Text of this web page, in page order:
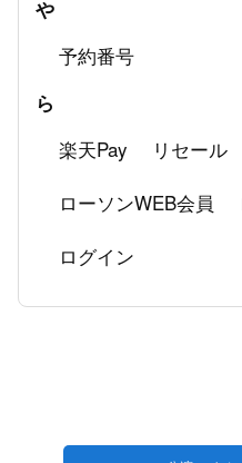
や
予約番号
ら
楽天Pay リセール
ローソンWEB会員
ログイン